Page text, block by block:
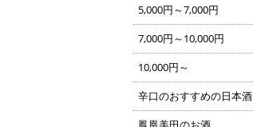
5,000円～7,000円
7,000円～10,000円
10,000円～
辛口のおすすめの日本酒